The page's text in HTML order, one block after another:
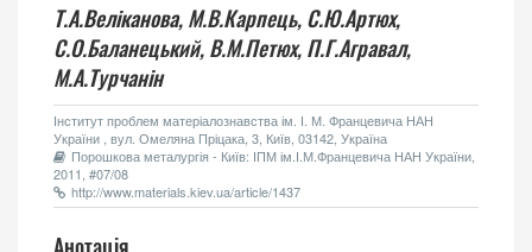
Т.А.Веліканова, М.В.Карпець, С.Ю.Артюх,
С.О.Баланецький, В.М.Петюх, П.Г.Агравал,
М.А.Турчанін
Інститут проблем матеріалознавства ім. І. М. Францевича НАН
України , вул. Омеляна Пріцака, 3, Київ, 03142, Україна
Порошкова металургія - Київ: ІПМ ім.І.М.Францевича НАН України,
2011, #07/08
http://www.materials.kiev.ua/article/1437